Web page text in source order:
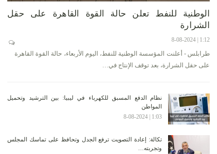
الوطنية للنفط تعلن حالة القوة القاهرة على حقل
الشرارة
1:12 | 8-08-2024
طرابلس - أعلنت المؤسسة الوطنية للنفط، اليوم الأربعاء، حالة القوة القاهرة
على حقل الشرارة، بعد توقف الإنتاج في…
نظام الدفع المسبق للكهرباء في ليبيا: بين الترشيد وتحميل
المواطن
1:03 | 8-08-2024
تكالة: إعادة التصويت ترفع الجدل وتحافظ على تماسك المجلس
وتجربته…